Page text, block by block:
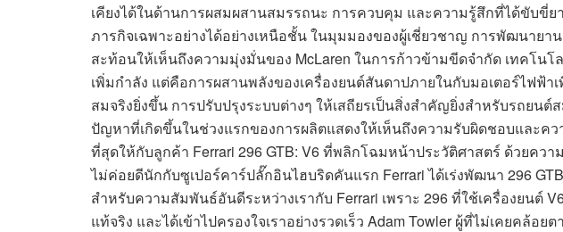
เคียงได้ในด้านการผสมผสานสมรรถนะ การควบคุม และความรู้สึกที่ได้ขับขี่
ภารกิจเฉพาะอย่างได้อย่างเหนือชั้น ในมุมมองของผู้เชี่ยวชาญ การพัฒนายา
สะท้อนให้เห็นถึงความมุ่งมั่นของ McLaren ในการก้าวข้ามขีดจำกัด เทคโนโ
เพิ่มกำลัง แต่คือการผสานพลังของเครื่องยนต์สันดาปภายในกับมอเตอร์ไฟฟ้
สมจริงยิ่งขึ้น การปรับปรุงระบบต่างๆ ให้เสถียรเป็นสิ่งสำคัญยิ่งสำหรับรถยนต์
ปัญหาที่เกิดขึ้นในช่วงแรกของการผลิตแสดงให้เห็นถึงความรับผิดชอบและ
ที่สุดให้กับลูกค้า Ferrari 296 GTB: V6 ที่พลิกโฉมหน้าประวัติศาสตร์ ด้วยคว
ไม่ค่อยดีนักกับซูเปอร์คาร์ปลั๊กอินไฮบริดคันแรก Ferrari ได้เร่งพัฒนา 296
สำหรับความสัมพันธ์อันดีระหว่างเรากับ Ferrari เพราะ 296 ที่ใช้เครื่องยนต์
แท้จริง และได้เข้าไปครองใจเราอย่างรวดเร็ว Adam Towler ผู้ที่ไม่เคยคล้อย